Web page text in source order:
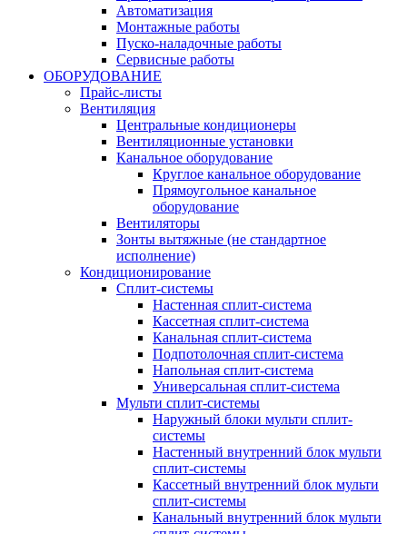
Автоматизация
Монтажные работы
Пуско-наладочные работы
Сервисные работы
ОБОРУДОВАНИЕ
Прайс-листы
Вентиляция
Центральные кондиционеры
Вентиляционные установки
Канальное оборудование
Круглое канальное оборудование
Прямоугольное канальное
оборудование
Вентиляторы
Зонты вытяжные (не стандартное
исполнение)
Кондиционирование
Сплит-системы
Настенная сплит-система
Кассетная сплит-система
Канальная сплит-система
Подпотолочная сплит-система
Напольная сплит-система
Универсальная сплит-система
Мульти сплит-системы
Наружный блоки мульти сплит-
системы
Настенный внутренний блок мульти
сплит-системы
Кассетный внутренний блок мульти
сплит-системы
Канальный внутренний блок мульти